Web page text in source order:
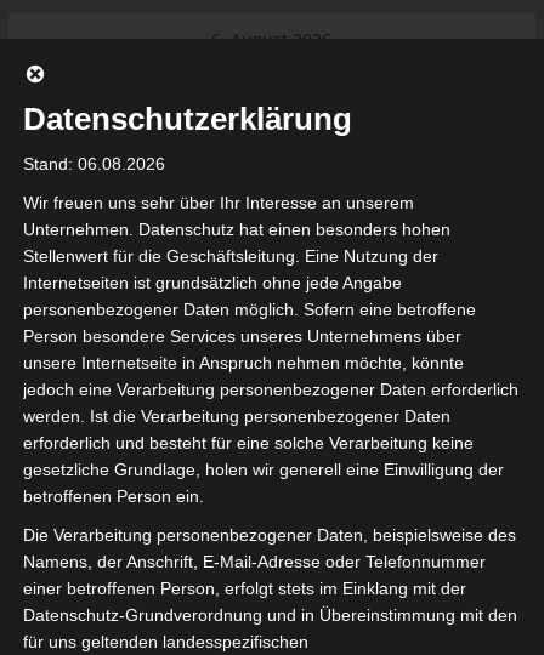
6. August 2026
beginnt am 22. und 23. August
2026 (Update)
Meisterschaft an
Ligue 1 Pro: Spielplan der ersten 15
Spieltage der Saison 2026/2027
Ligue 2 Pro Tunesien 2026/2027 –
Saison beginnt am am 19./20.
September 2026
Internationaler Sportgerichtshof
lehnt Eilverfahren ab – AS Soliman
steuert auf die Ligue 2 zu
tunesienfussball.de
Tunesien Ligafußball
von Google Adsense (Google Ireland Limited, Gordon House, Barrow
Ireland) benötigen wir laut DSGVO Ihre Zustimmung. Es werden seitens
Daten erhoben, verarbeitet und gespeichert. Welche Daten genau
bitte den Datenschutzbedingungen.
Google Adsenseist deaktiviert. ✓ Erlauben Datenschutzbedingungen
Datenschutzerklärung
Stand: 06.08.2026
Wir freuen uns sehr über Ihr Interesse an unserem
Unternehmen. Datenschutz hat einen besonders hohen
Stellenwert für die Geschäftsleitung. Eine Nutzung der
Internetseiten ist grundsätzlich ohne jede Angabe
personenbezogener Daten möglich. Sofern eine betroffene
Person besondere Services unseres Unternehmens über
unsere Internetseite in Anspruch nehmen möchte, könnte
jedoch eine Verarbeitung personenbezogener Daten erforderlich
werden. Ist die Verarbeitung personenbezogener Daten
erforderlich und besteht für eine solche Verarbeitung keine
gesetzliche Grundlage, holen wir generell eine Einwilligung der
betroffenen Person ein.
Die Verarbeitung personenbezogener Daten, beispielsweise des
Namens, der Anschrift, E-Mail-Adresse oder Telefonnummer
einer betroffenen Person, erfolgt stets im Einklang mit der
Datenschutz-Grundverordnung und in Übereinstimmung mit den
für uns geltenden landesspezifischen